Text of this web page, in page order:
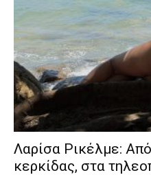
Λαρίσα Ρικέλμε:
κερκίδας, στα